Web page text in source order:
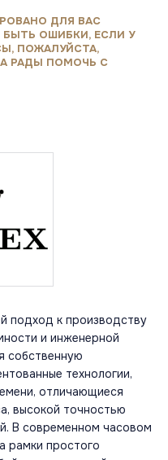
ДЛЯ ВАС
ОШИБКИ, ЕСЛИ У
ПОЖАЛУЙСТА,
РАДЫ ПОМОЧЬ С
подход к производству
и инженерной
собственную
технологии,
отличающиеся
высокой точностью
В современном часовом
рамки простого